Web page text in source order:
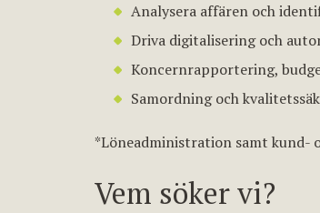
Analysera affären och
Driva digitalisering och
Koncernrapportering,
Samordning och
*Löneadministration samt kund-
Vem söker vi?